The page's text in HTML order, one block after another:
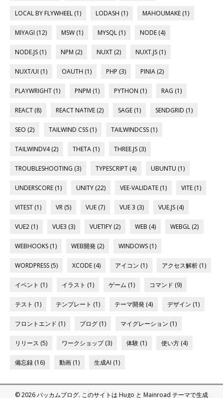
LOCAL BY FLYWHEEL (1) LODASH (1) MAHOUMAKE (1)
MIYAGI (12) MSW (1) MYSQL (1) NODE (4)
NODE.JS (1) NPM (2) NUXT (2) NUXT.JS (1)
NUXT/UI (1) OAUTH (1) PHP (3) PINIA (2)
PLAYWRIGHT (1) PNPM (1) PYTHON (1) RAG (1)
REACT (8) REACT NATIVE (2) SAGE (1) SENDGRID (1)
SEO (2) TAILWIND CSS (1) TAILWINDCSS (1)
TAILWINDV4 (2) THETA (1) THREE.JS (3)
TROUBLESHOOTING (3) TYPESCRIPT (4) UBUNTU (1)
UNDERSCORE (1) UNITY (22) VEE-VALIDATE (1) VITE (1)
VITEST (1) VR (5) VUE (7) VUE 3 (3) VUE.JS (4)
VUE2 (1) VUE3 (3) VUETIFY (2) WEB (4) WEBGL (2)
WEBHOOKS (1) WEB開発 (2) WINDOWS (1)
WORDPRESS (5) XCODE (4) アイコン (1) アクセス解析 (1)
イベント (1) イラスト (1) ゲーム (1) コマンド (9)
テスト (1) テンプレート (1) テーマ開発 (4) デザイン (1)
フロントエンド (1) ブログ (1) マイグレーション (1)
リリース (5) ワークショップ (3) 体験 (1) 使い方 (4)
備忘録 (16) 動画 (1) 生成AI (1)
© 2026 バッカムブログ. このサイトは Hugo と Mainroad テーマで生成